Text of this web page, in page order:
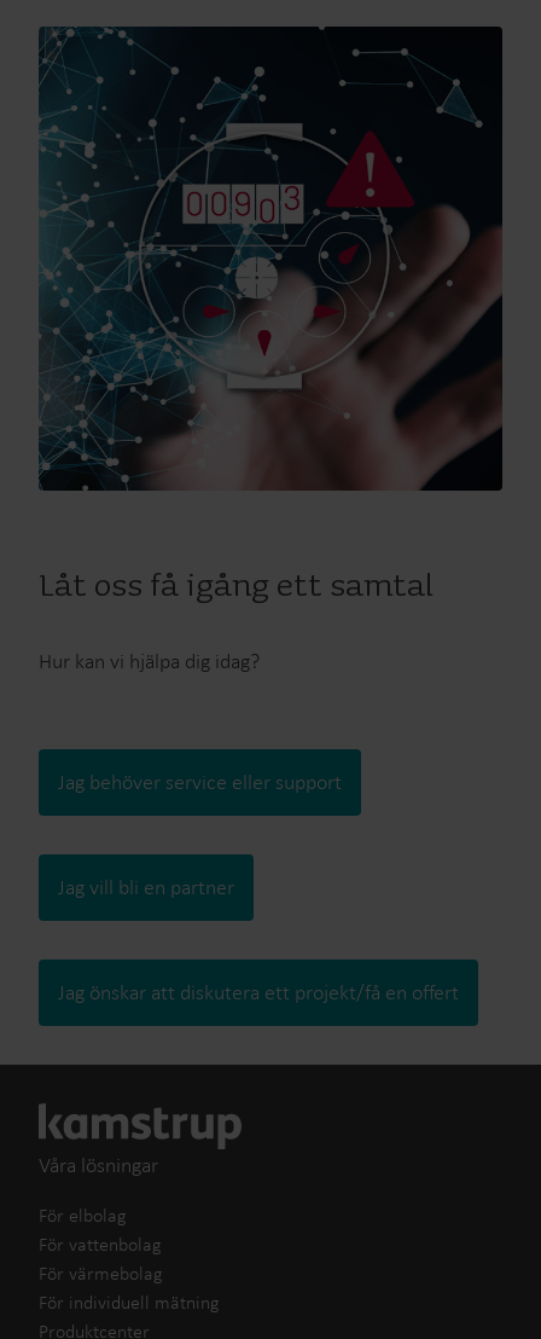
Låt oss få igång ett samtal
Hur kan vi hjälpa dig idag?
Jag behöver service eller support
Jag vill bli en partner
Jag önskar att diskutera ett projekt/få en offert
Våra lösningar
För elbolag
För vattenbolag
För värmebolag
För individuell mätning
Produktcenter